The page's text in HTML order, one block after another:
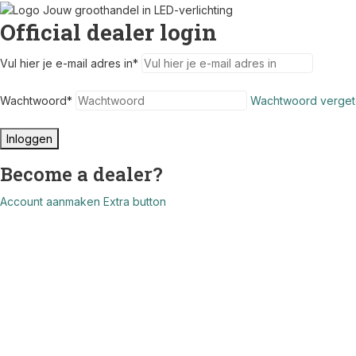
Official dealer login
Vul hier je e-mail adres in*
Wachtwoord* Wachtwoord
Inloggen
Become a dealer?
Account aanmaken Extra button